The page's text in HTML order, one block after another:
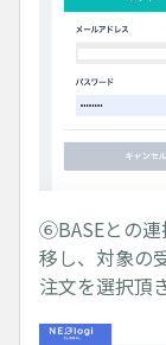
⑥BASEとの
移し、対象の
注文を選択頂